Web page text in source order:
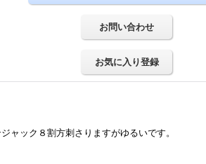
お問い合わせ
お気に入り登録
ック８割方刺さりますがゆるいです。